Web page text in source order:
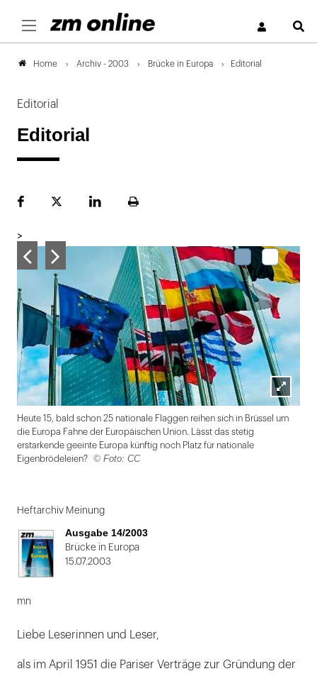
Home Archiv - 2003 Brücke in Europa Editorial
Editorial
Editorial
FacebookPlattformLinekdInSeite
>
Lightbox
öffnen
Heute 15, bald schon 25 nationale Flaggen reihen sich in Brüssel um
die Europa Fahne der Europäischen Union. Lässt das stetig
erstarkende geeinte Europa künftig noch Platz für nationale
Eigenbrödeleien?
© Foto: CC
1
von
2
Heftarchiv Meinung
Ausgabe 14/2003
Brücke in Europa
15.07.2003
mn
Liebe Leserinnen und Leser,
als im April 1951 die Pariser Verträge zur Gründung der